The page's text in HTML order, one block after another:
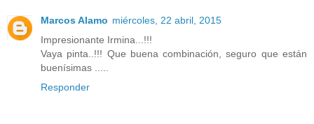
Marcos Alamo miércoles, 22 abril, 2015
Impresionante Irmina...!!!
Vaya pinta..!!! Que buena combinación, seguro que están
buenísimas .....
Responder